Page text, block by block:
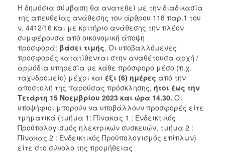
ΔΗΜΟΤΗΣ
ΕΠΙΣΚΕΠΤΗΣ
ΗΡΑΚΛΕΙΟ
Η δημόσια σύμβαση θα ανατεθεί με την διαδικασία
της απευθείας ανάθεσης του άρθρου 118 παρ.1 του
ν. 4412/16 και με κριτήριο ανάθεσης την πλέον
συμφέρουσα από οικονομική άποψη
προσφορά: βάσει τιμής. Οι υποβαλλόμενες
προσφορές κατατίθενται στην αναθέτουσα αρχή /
αρμόδια υπηρεσία με κάθε πρόσφορο μέσο (π.χ.
ταχυδρομείο) μέχρι και έξι (6) ημέρες από την
αποστολή της παρούσας πρόσκλησης, ήτοι έως την
Τετάρτη 15 Νοεμβρίου 2023 και ώρα 14.30. Οι
υποψήφιοι μπορούν να υποβάλλουν προσφορές είτε
τμηματικά (τμήμα 1: Πίνακας 1 : Ενδεικτικός
Προϋπολογισμός ηλεκτρικών συσκευών, τμήμα 2 :
Πίνακας 2 : Ενδεικτικός Προϋπολογισμός επίπλων)
είτε στο σύνολο της προμήθειας